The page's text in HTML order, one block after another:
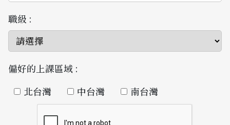
職級 :
偏好的上課區域 :
北台灣
中台灣 南台灣